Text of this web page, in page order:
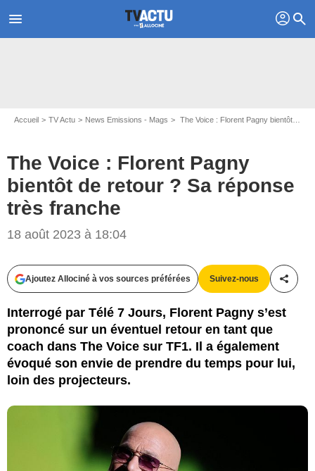
menu profil search
Accueil TV Actu News Emissions - Mags The Voice : Florent Pagny bientôt de retour ? Sa réponse très franche
The Voice : Florent Pagny
bientôt de retour ? Sa réponse
très franche
18 août 2023 à 18:04
Ajoutez Allociné à vos sources préférées Suivez-nous
Interrogé par Télé 7 Jours, Florent Pagny s’est
prononcé sur un éventuel retour en tant que
coach dans The Voice sur TF1. Il a également
évoqué son envie de prendre du temps pour lui,
loin des projecteurs.